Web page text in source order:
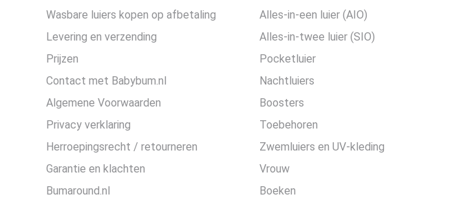
Wasbare luiers kopen op afbetaling
Levering en verzending
Prijzen
Contact met Babybum.nl
Algemene Voorwaarden
Privacy verklaring
Herroepingsrecht / retourneren
Garantie en klachten
Bumaround.nl
Alles-in-een luier (AIO)
Alles-in-twee luier (SIO)
Pocketluier
Nachtluiers
Boosters
Toebehoren
Zwemluiers en UV-kleding
Vrouw
Boeken